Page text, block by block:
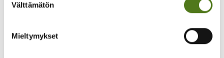
valinta
Välttämätön
Mieltymykset